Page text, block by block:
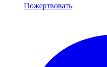
Пожертвовать